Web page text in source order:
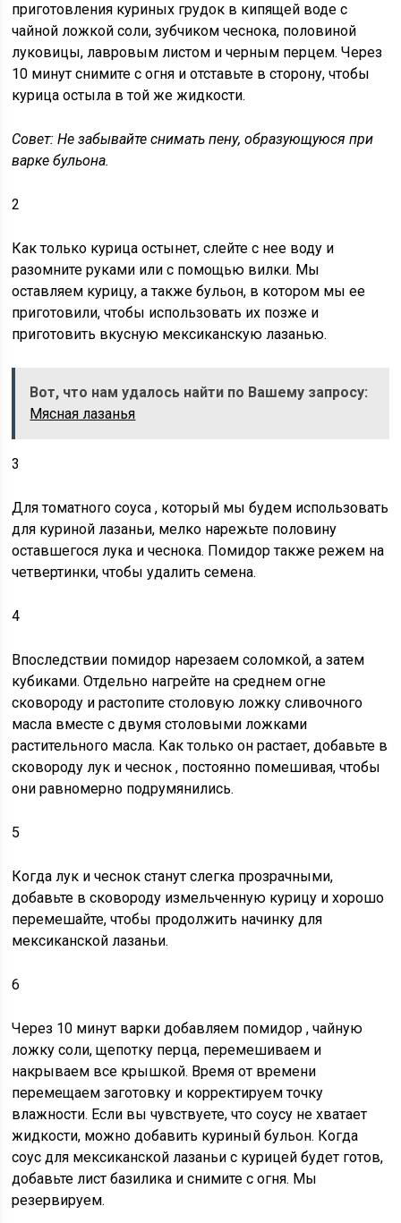
приготовления куриных грудок в кипящей воде с
чайной ложкой соли, зубчиком чеснока, половиной
луковицы, лавровым листом и черным перцем. Через
10 минут снимите с огня и отставьте в сторону, чтобы
курица остыла в той же жидкости.
Совет: Не забывайте снимать пену, образующуюся при
варке бульона.
2
Как только курица остынет, слейте с нее воду и
разомните руками или с помощью вилки. Мы
оставляем курицу, а также бульон, в котором мы ее
приготовили, чтобы использовать их позже и
приготовить вкусную мексиканскую лазанью.
Вот, что нам удалось найти по Вашему запросу:
Мясная лазанья
3
Для томатного соуса , который мы будем использовать
для куриной лазаньи, мелко нарежьте половину
оставшегося лука и чеснока. Помидор также режем на
четвертинки, чтобы удалить семена.
4
Впоследствии помидор нарезаем соломкой, а затем
кубиками. Отдельно нагрейте на среднем огне
сковороду и растопите столовую ложку сливочного
масла вместе с двумя столовыми ложками
растительного масла. Как только он растает,добавьте в
сковороду лук и чеснок , постоянно помешивая, чтобы
они равномерно подрумянились.
5
Когда лук и чеснок станут слегка прозрачными,
добавьте в сковороду измельченную курицу и хорошо
перемешайте, чтобы продолжить начинку для
мексиканской лазаньи.
6
Через 10 минут варкидобавляем помидор , чайную
ложку соли, щепотку перца, перемешиваем и
накрываем все крышкой. Время от времени
перемещаем заготовку и корректируем точку
влажности. Если вы чувствуете, что соусу не хватает
жидкости, можно добавить куриный бульон. Когда
соус для мексиканской лазаньи с курицей будет готов,
добавьте лист базилика и снимите с огня. Мы
резервируем.